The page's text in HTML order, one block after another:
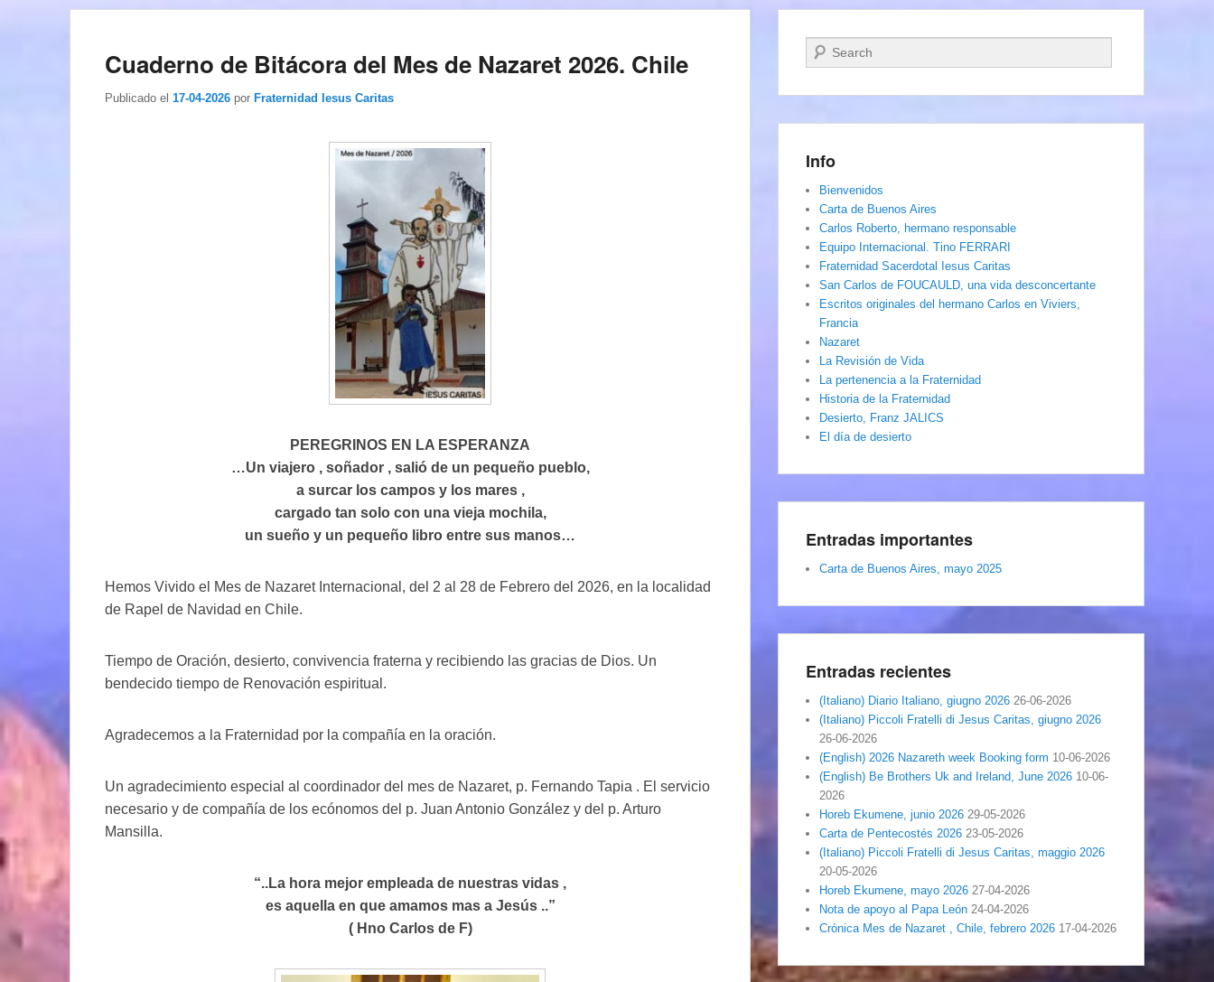
Cuaderno de Bitácora del Mes de Nazaret 2026. Chile
Publicado el 17-04-2026 por Fraternidad Iesus Caritas
PEREGRINOS EN LA ESPERANZA
…Un viajero , soñador , salió de un pequeño pueblo,
a surcar los campos y los mares ,
cargado tan solo con una vieja mochila,
un sueño y un pequeño libro entre sus manos…
Hemos Vivido el Mes de Nazaret Internacional, del 2 al 28 de Febrero del 2026, en la localidad
de Rapel de Navidad en Chile.
Tiempo de Oración, desierto, convivencia fraterna y recibiendo las gracias de Dios. Un
bendecido tiempo de Renovación espiritual.
Agradecemos a la Fraternidad por la compañía en la oración.
Un agradecimiento especial al coordinador del mes de Nazaret, p. Fernando Tapia . El servicio
necesario y de compañía de los ecónomos del p. Juan Antonio González y del p. Arturo
Mansilla.
“..La hora mejor empleada de nuestras vidas ,
es aquella en que amamos mas a Jesús ..”
( Hno Carlos de F)
Buscar
Info
Bienvenidos
Carta de Buenos Aires
Carlos Roberto, hermano responsable
Equipo Internacional. Tino FERRARI
Fraternidad Sacerdotal Iesus Caritas
San Carlos de FOUCAULD, una vida desconcertante
Escritos originales del hermano Carlos en Viviers,
Francia
Nazaret
La Revisión de Vida
La pertenencia a la Fraternidad
Historia de la Fraternidad
Desierto, Franz JALICS
El día de desierto
Entradas importantes
Carta de Buenos Aires, mayo 2025
Entradas recientes
(Italiano) Diario Italiano, giugno 2026 26-06-2026
(Italiano) Piccoli Fratelli di Jesus Caritas, giugno 2026
26-06-2026
(English) 2026 Nazareth week Booking form 10-06-2026
(English) Be Brothers Uk and Ireland, June 2026 10-06-
2026
Horeb Ekumene, junio 2026 29-05-2026
Carta de Pentecostés 2026 23-05-2026
(Italiano) Piccoli Fratelli di Jesus Caritas, maggio 2026
20-05-2026
Horeb Ekumene, mayo 2026 27-04-2026
Nota de apoyo al Papa León 24-04-2026
Crónica Mes de Nazaret , Chile, febrero 2026 17-04-2026